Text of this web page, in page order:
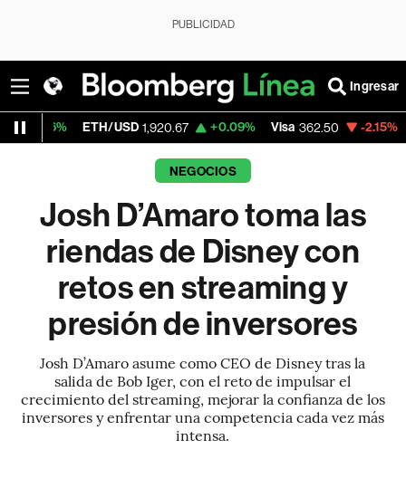
PUBLICIDAD
Ingresar
1,920.67 +0.09% Visa 362.50 -2.15% MercadoLibre
NEGOCIOS
Josh D’Amaro toma las
riendas de Disney con
retos en streaming y
presión de inversores
Josh D’Amaro asume como CEO de Disney tras la
salida de Bob Iger, con el reto de impulsar el
crecimiento del streaming, mejorar la confianza de los
inversores y enfrentar una competencia cada vez más
intensa.